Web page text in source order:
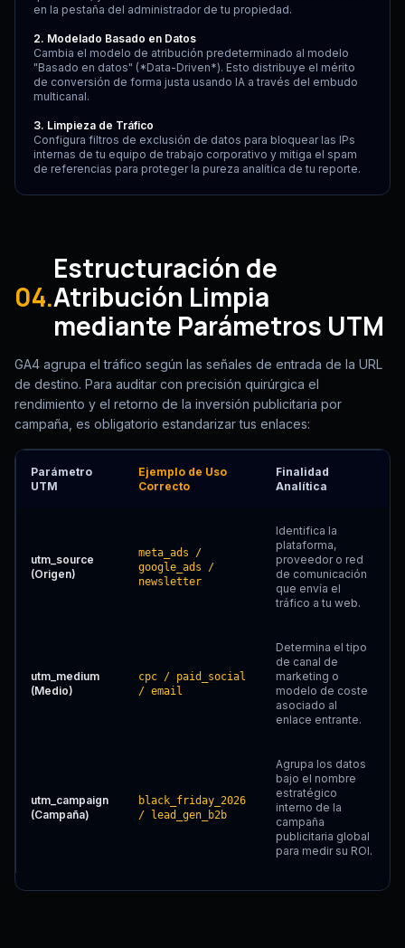
en la pestaña del administrador de tu propiedad.
2. Modelado Basado en Datos
Cambia el modelo de atribución predeterminado al modelo
"Basado en datos" (*Data-Driven*). Esto distribuye el mérito
de conversión de forma justa usando IA a través del embudo
multicanal.
3. Limpieza de Tráfico
Configura filtros de exclusión de datos para bloquear las IPs
internas de tu equipo de trabajo corporativo y mitiga el spam
de referencias para proteger la pureza analítica de tu reporte.
04.
Estructuración de
Atribución Limpia
mediante Parámetros UTM
GA4 agrupa el tráfico según las señales de entrada de la URL
de destino. Para auditar con precisión quirúrgica el
rendimiento y el retorno de la inversión publicitaria por
campaña, es obligatorio estandarizar tus enlaces:
Parámetro
UTM
Ejemplo de Uso
Correcto
Finalidad
Analítica
utm_source
(Origen)
meta_ads /
google_ads /
newsletter
Identifica la
plataforma,
proveedor o red
de comunicación
que envía el
tráfico a tu web.
utm_medium
(Medio)
cpc / paid_social
/ email
Determina el tipo
de canal de
marketing o
modelo de coste
asociado al
enlace entrante.
utm_campaign
(Campaña)
black_friday_2026
/ lead_gen_b2b
Agrupa los datos
bajo el nombre
estratégico
interno de la
campaña
publicitaria global
para medir su ROI.